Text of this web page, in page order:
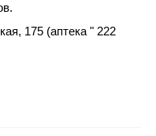
175 (аптека " 222